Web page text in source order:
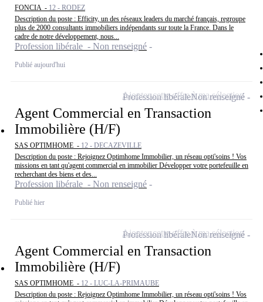
FONCIA - 12 - RODEZ
Description du poste : Efficity, un des réseaux leaders du marché français, regroupe
plus de 2000 consultants immobiliers indépendants sur toute la France. Dans le
cadre de notre développement, nous...
Profession libérale - Non renseigné
Publié aujourd'hui
Agent Commercial en Transaction
Immobilière (H/F)
SAS OPTIMHOME - 12 - DECAZEVILLE
Description du poste : Rejoignez Optimhome Immobilier, un réseau opti'soins ! Vos
missions en tant qu'agent commercial en immobilier Développer votre portefeuille en
recherchant des biens et des...
Profession libérale - Non renseigné
Publié hier
Profession libéraleNon renseigné
Ajouter cette offre à ma sélection
Agent Commercial en Transaction
Immobilière (H/F)
SAS OPTIMHOME - 12 - LUC-LA-PRIMAUBE
Description du poste : Rejoignez Optimhome Immobilier, un réseau opti'soins ! Vos
Profession libéraleNon renseigné
Ajouter cette offre à ma sélection